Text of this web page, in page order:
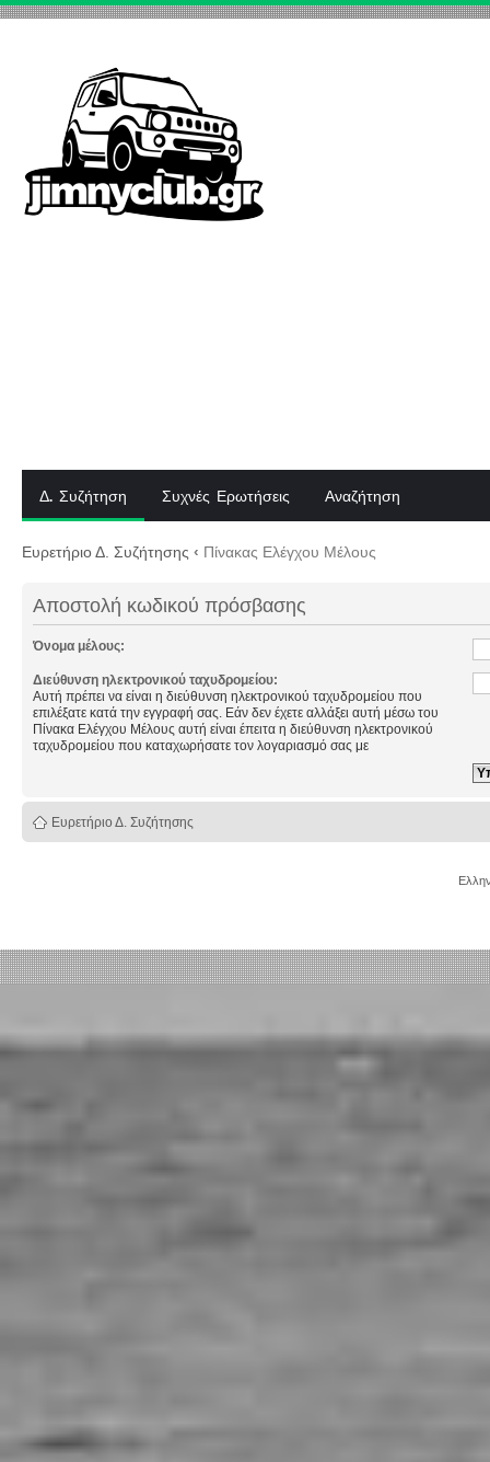
Δ. Συζήτηση Συχνές Ερωτήσεις Αναζήτηση
Ευρετήριο Δ. Συζήτησης ‹ Πίνακας Ελέγχου Μέλους
Αποστολή κωδικού πρόσβασης
Όνομα μέλους:
Διεύθυνση ηλεκτρονικού ταχυδρομείου:
Αυτή πρέπει να είναι η διεύθυνση ηλεκτρονικού ταχυδρομείου που
επιλέξατε κατά την εγγραφή σας. Εάν δεν έχετε αλλάξει αυτή μέσω του
Πίνακα Ελέγχου Μέλους αυτή είναι έπειτα η διεύθυνση ηλεκτρονικού
ταχυδρομείου που καταχωρήσατε τον λογαριασμό σας με
Ευρετήριο Δ. Συζήτησης